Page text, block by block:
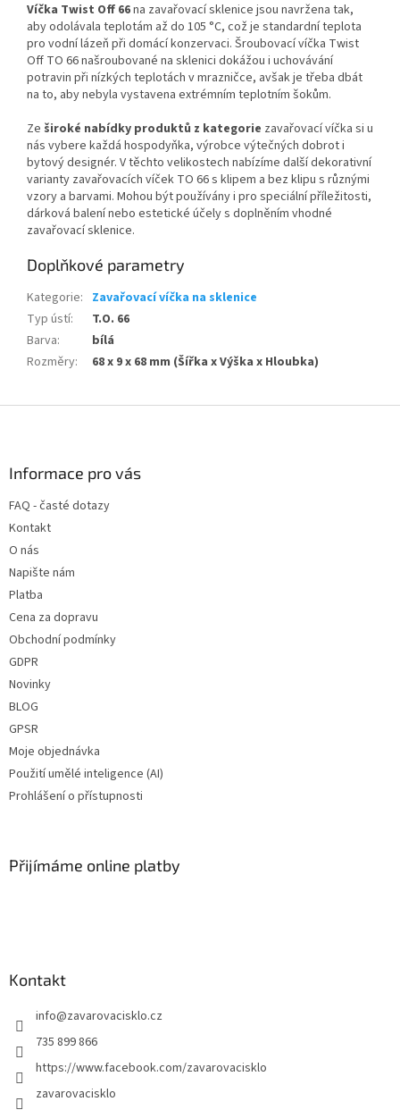
Víčka Twist Off 66na zavařovací sklenice jsou navržena tak,
aby odolávala teplotám až do 105 °C, což je standardní teplota
pro vodní lázeň při domácí konzervaci. Šroubovací víčka Twist
Off TO 66 našroubované na sklenici dokážou i uchovávání
potravin při nízkých teplotách vmrazničce, avšak je třeba dbát
na to, aby nebyla vystavena extrémním teplotním šokům.
Ze široké nabídky produktů z kategorie zavařovací víčka si u
nás vybere každá hospodyňka, výrobce výtečných dobrot i
bytový designér. V těchto velikostech nabízíme další dekorativní
varianty zavařovacích víček TO 66s klipem a bez klipu s různými
vzory a barvami. Mohou být používány i pro speciální příležitosti,
dárková balení nebo estetické účely s doplněním vhodné
zavařovací sklenice.
Doplňkové parametry
Kategorie: Zavařovací víčka na sklenice
Typ ústí:
T.O. 66
Barva:
bílá
Rozměry: 68 x 9 x 68 mm (Šířka x Výška x Hloubka)
Informace pro vás
FAQ - časté dotazy
Kontakt
O nás
Napište nám
Platba
Cena za dopravu
Obchodní podmínky
GDPR
Novinky
BLOG
GPSR
Moje objednávka
Použití umělé inteligence (AI)
Prohlášení o přístupnosti
Přijímáme online platby
Kontakt
info@zavarovacisklo.cz
735 899 866
https://www.facebook.com/zavarovacisklo
zavarovacisklo